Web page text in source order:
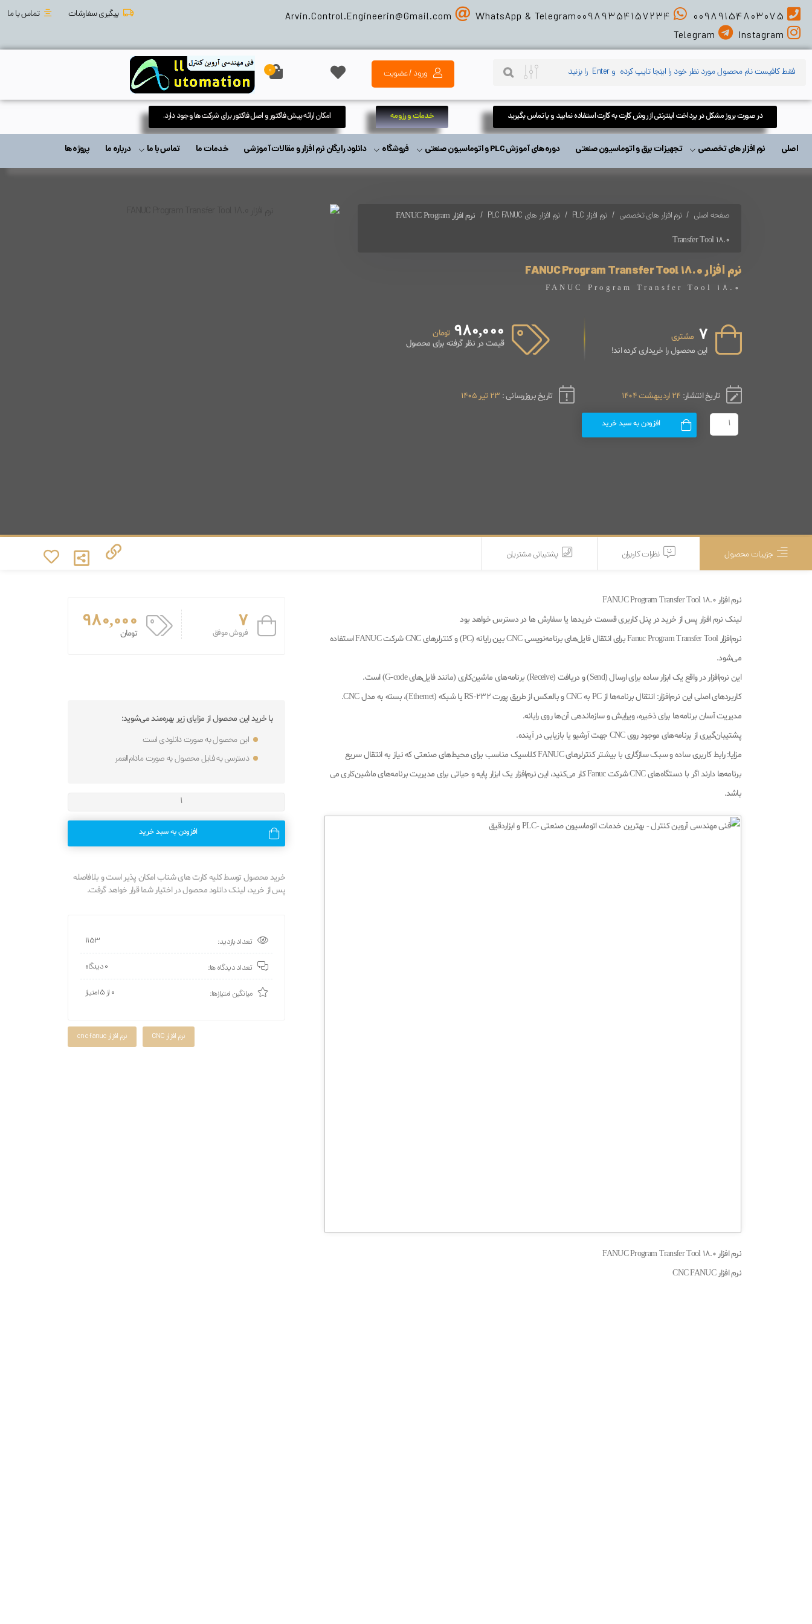
00989154803075
WhatsApp & Telegram00989354157234
Arvin.Control.Engineerin@Gmail.com
Instagram
Telegram
پیگیری سفارشات تماس با ما
ورود / عضویت 0
در صورت بروز مشکل در پرداخت اینترنتی از روش کارت به کارت استفاده نمایید و یا تماس بگیرید خدمات و رزومه امکان ارائه پیش فاکتور و اصل فاکتور برای شرکت ها وجود دارد.
اصلی نرم افزار های تخصصی تجهیزات برق و اتوماسیون صنعتی دوره های آموزش PLC و اتوماسیون صنعتی فروشگاه دانلود رایگان نرم افزار و مقالات آموزشی خدمات ما تماس با ما درباره ما پروژه ها
صفحه اصلی نرم افزار های تخصصی نرم افزار PLC نرم افزار های PLC FANUC نرم افزار FANUC Program
Transfer Tool 18.0
نرم افزار FANUC Program Transfer Tool 18.0
FANUC Program Transfer Tool 18.0
7 مشتری
این محصول را خریداری کرده اند!
980,000 تومان
قیمت در نظر گرفته برای محصول
تاریخ انتشار: 24 اردیبهشت 1404 تاریخ بروزرسانی : 23 تیر 1405
افزودن به سبد خرید
جزییات محصول نظرات کاربران پشتیبانی مشتریان
نرم افزار FANUC Program Transfer Tool 18.0
لینک نرم افزار پس از خرید در پنل کاربری قسمت خریدها یا سفارش ها در دسترس خواهد بود
نرم‌افزار Fanuc Program Transfer Tool برای انتقال فایل‌های برنامه‌نویسی CNC بین رایانه (PC) و کنترلرهای CNC شرکت FANUC استفاده
می‌شود.
این نرم‌افزار در واقع یک ابزار ساده برای ارسال (Send) و دریافت (Receive) برنامه‌های ماشین‌کاری (مانند فایل‌های G-code) است.
کاربردهای اصلی این نرم‌افزار: انتقال برنامه‌ها از PC به CNC و بالعکس از طریق پورت RS-232 یا شبکه (Ethernet)، بسته به مدل CNC.
مدیریت آسان برنامه‌ها برای ذخیره، ویرایش و سازماندهی آن‌ها روی رایانه.
پشتیبان‌گیری از برنامه‌های موجود روی CNC جهت آرشیو یا بازیابی در آینده.
مزایا: رابط کاربری ساده و سبک سازگاری با بیشتر کنترلرهای FANUC کلاسیک مناسب برای محیط‌های صنعتی که نیاز به انتقال سریع
برنامه‌ها دارند اگر با دستگاه‌های CNC شرکت Fanuc کار می‌کنید، این نرم‌افزار یک ابزار پایه و حیاتی برای مدیریت برنامه‌های ماشین‌کاری می
باشد.
نرم افزار FANUC Program Transfer Tool 18.0
نرم افزار CNC FANUC
7
فروش موفق
980,000
تومان
با خرید این محصول از مزایای زیر بهره‌مند می‌شوید:
این محصول به صورت دانلودی است
دسترسی به فایل محصول به صورت مادام‌العمر
افزودن به سبد خرید
خرید محصول توسط کلیه کارت های شتاب امکان پذیر است و بلافاصله
پس از خرید، لینک دانلود محصول در اختیار شما قرار خواهد گرفت.
تعداد بازدید: 1153
تعداد دیدگاه ها: 0 دیدگاه
میانگین امتیازها: 0 از ۵ امتیاز
نرم افزار CNC نرم افزار cnc fanuc